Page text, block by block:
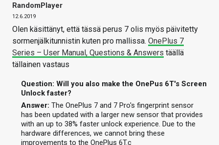
RandomPlayer
12.6.2019
Olen käsittänyt, että tässä perus 7 olis myös päivitetty
sormenjälkitunnistin kuten pro mallissa. OnePlus 7
Series – User Manual, Questions & Answers täällä
tällainen vastaus
Question: Will you also make the OnePus 6T's Screen
Unlock faster?
Answer: The OnePlus 7 and 7 Pro's fingerprint sensor
has been updated with a larger new sensor that provides
with an up to 38% faster unlock experience. Due to the
hardware differences, we cannot bring these
improvements to the OnePlus 6T.c